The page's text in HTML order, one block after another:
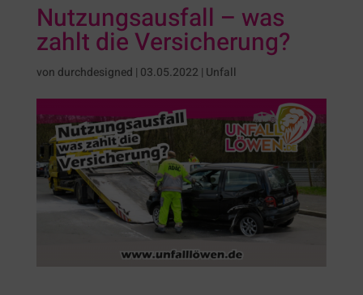
Nutzungsausfall – was
zahlt die Versicherung?
von durchdesigned | 03.05.2022 | Unfall